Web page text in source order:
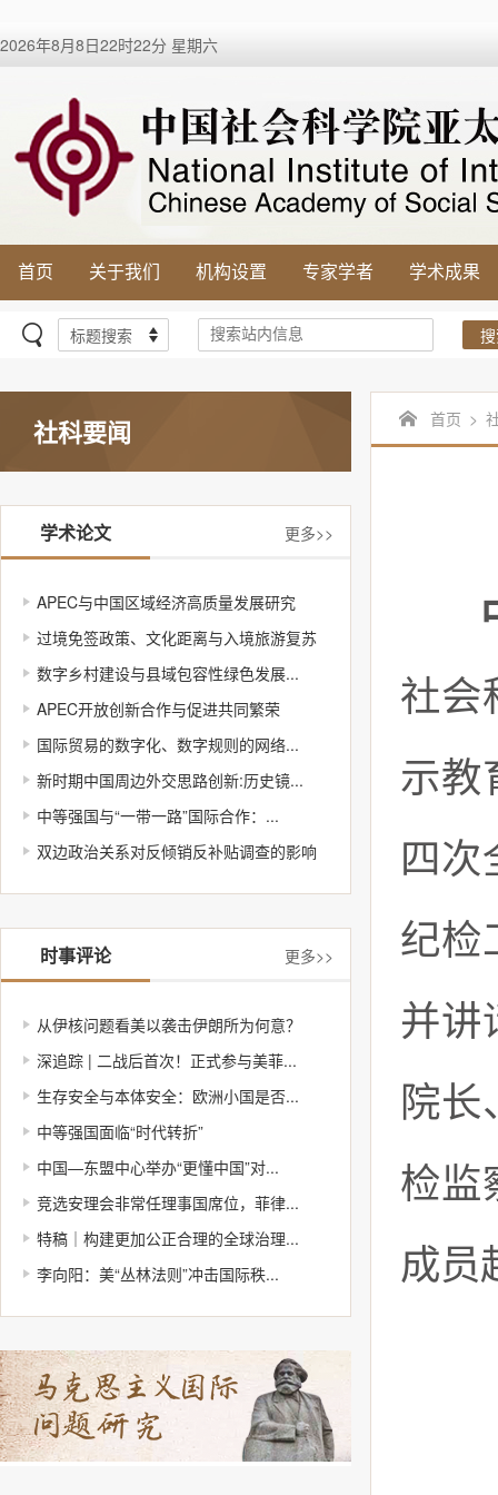
2026年8月8日22时22分 星期六
首页 关于我们 机构设置 专家学者 学术成果
社科要闻
学术论文 更多>>
APEC与中国区域经济高质量发展研究
过境免签政策、文化距离与入境旅游复苏
数字乡村建设与县域包容性绿色发展...
APEC开放创新合作与促进共同繁荣
国际贸易的数字化、数字规则的网络...
新时期中国周边外交思路创新:历史镜...
中等强国与“一带一路”国际合作：...
双边政治关系对反倾销反补贴调查的影响
时事评论 更多>>
从伊核问题看美以袭击伊朗所为何意？
深追踪 | 二战后首次！正式参与美菲...
生存安全与本体安全：欧洲小国是否...
中等强国面临“时代转折”
中国—东盟中心举办“更懂中国”对...
竞选安理会非常任理事国席位，菲律...
特稿｜构建更加公正合理的全球治理...
李向阳：美“丛林法则”冲击国际秩...
首页 >
社会
示教
四次
纪检
并讲
院
检监
成员